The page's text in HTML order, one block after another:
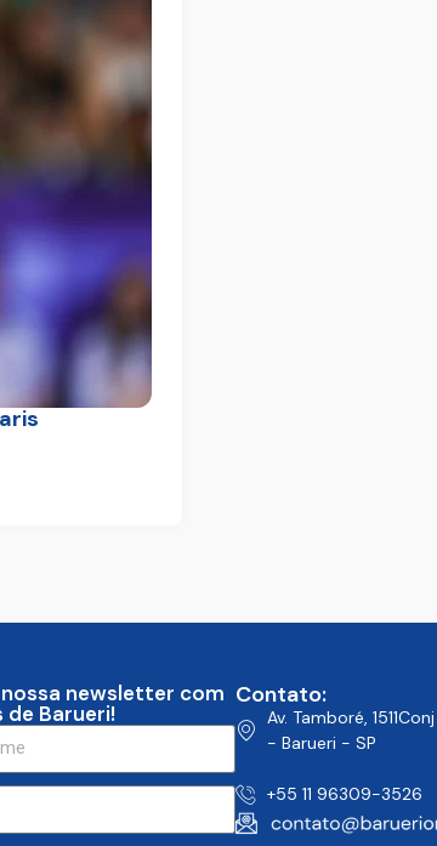
nossa newsletter com
Barueri!
Contato:
Av. Tamboré,
- Barueri - SP
+55 11 96309-3526